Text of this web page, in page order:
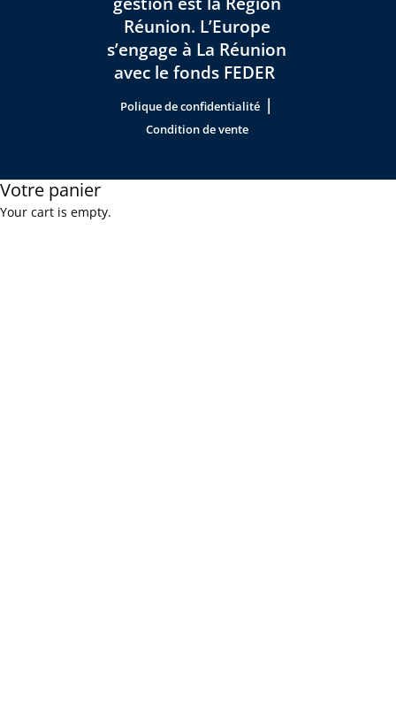
Réunion. L’Europe
s’engage à La Réunion
avec le fonds FEDER
Polique de confidentialité |
Condition de vente
Votre panier
Your cart is empty.